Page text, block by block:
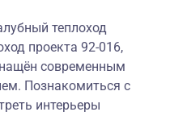
теплоход
проекта 92-016,
современным
Познакомиться с
интерьеры